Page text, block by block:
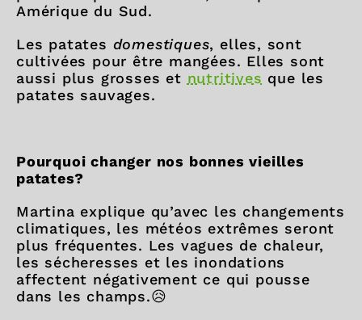
Amérique du Sud.
Les patates domestiques, elles, sont
cultivées pour être mangées. Elles sont
aussi plus grosses et nutritives que les
patates sauvages.
Pourquoi changer nos bonnes vieilles
patates?
Martina explique qu’avec les changements
climatiques, les météos extrêmes seront
plus fréquentes. Les vagues de chaleur,
les sécheresses et les inondations
affectent négativement ce qui pousse
dans les champs.😥